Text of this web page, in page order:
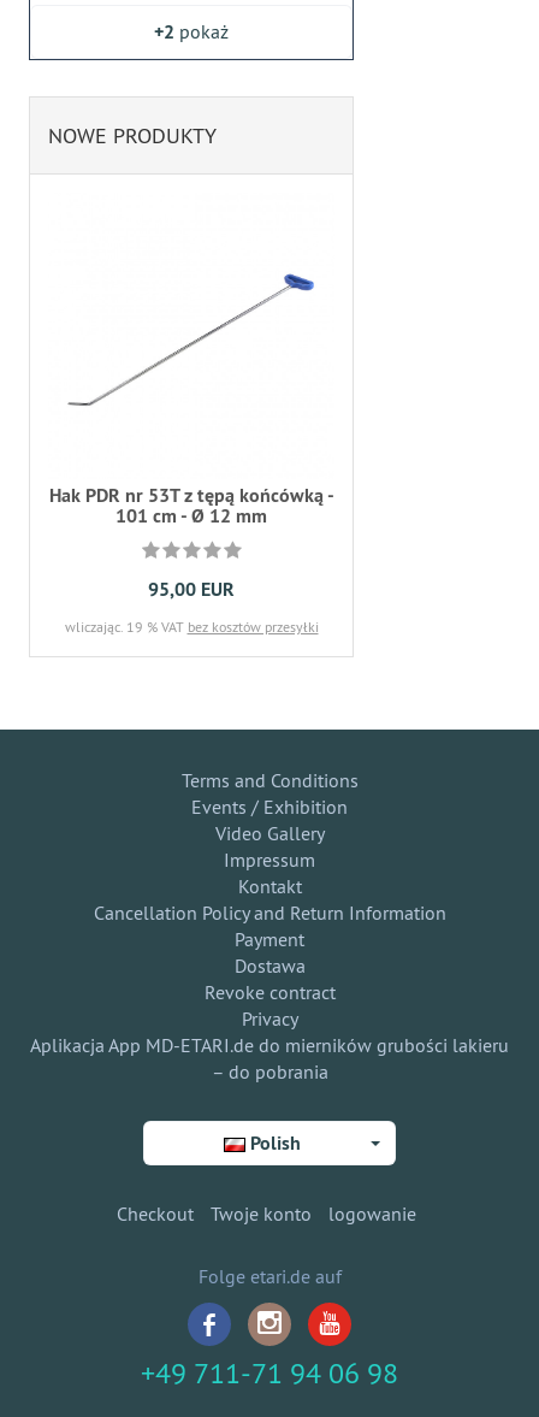
+2 pokaż
NOWE PRODUKTY
Hak PDR nr 53T z tępą końcówką -
101 cm - Ø 12 mm
95,00 EUR
wliczając. 19 % VAT bez kosztów przesyłki
Terms and Conditions
Events / Exhibition
Video Gallery
Impressum
Kontakt
Cancellation Policy and Return Information
Payment
Dostawa
Revoke contract
Privacy
Aplikacja App MD-ETARI.de do mierników grubości lakieru
– do pobrania
Polish
Checkout Twoje konto logowanie
Folge etari.de auf
+49 711-71 94 06 98